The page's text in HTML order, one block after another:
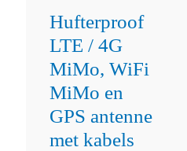
Hufterproof
LTE / 4G
MiMo, WiFi
MiMo en
GPS antenne
met kabels